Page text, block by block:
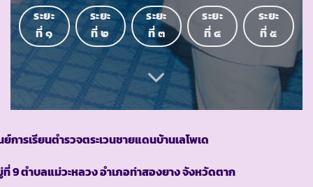
ระยะ
ที่ ๑
ระยะ
ที่ ๒
ระยะ
ที่ ๓
ระยะ
ที่ ๔
ระยะ
ที่ ๕
การเรียนตำรวจตระเวนชายแดนบ้านเลโพเด
9 ตำบลแม่วะหลวง อำเภอท่าสองยาง จังหวัดตาก